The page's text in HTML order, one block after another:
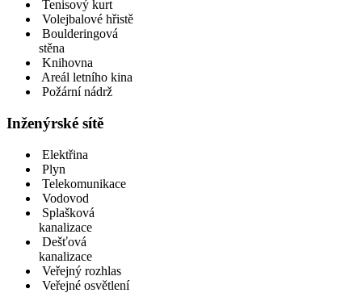
Tenisový kurt
Volejbalové hřistě
Boulderingová
stěna
Knihovna
Areál letního kina
Požární nádrž
Inženýrské sítě
Elektřina
Plyn
Telekomunikace
Vodovod
Splašková
kanalizace
Dešťová
kanalizace
Veřejný rozhlas
Veřejné osvětlení